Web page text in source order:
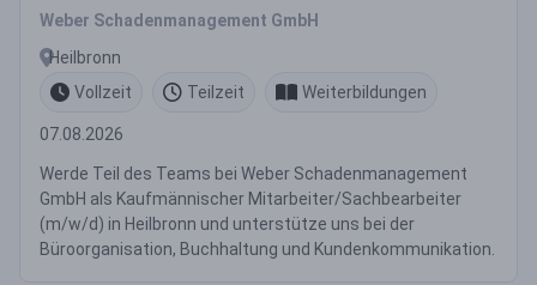
Weber Schadenmanagement GmbH
Heilbronn
Vollzeit
Teilzeit Weiterbildungen
07.08.2026
Werde Teil des Teams bei Weber Schadenmanagement
GmbH als Kaufmännischer Mitarbeiter/Sachbearbeiter
(m/w/d) in Heilbronn und unterstütze uns bei der
Büroorganisation, Buchhaltung und Kundenkommunikation.